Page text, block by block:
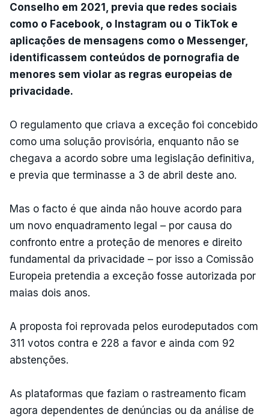
Conselho em 2021, previa que redes sociais
como o Facebook, o Instagram ou o TikTok e
aplicações de mensagens como o Messenger,
identificassem conteúdos de pornografia de
menores sem violar as regras europeias de
privacidade.
O regulamento que criava a exceção foi concebido
como uma solução provisória, enquanto não se
chegava a acordo sobre uma legislação definitiva,
e previa que terminasse a 3 de abril deste ano.
Mas o facto é que ainda não houve acordo para
um novo enquadramento legal – por causa do
confronto entre a proteção de menores e direito
fundamental da privacidade – por isso a Comissão
Europeia pretendia a exceção fosse autorizada por
maias dois anos.
A proposta foi reprovada pelos eurodeputados com
311 votos contra e 228 a favor e ainda com 92
abstenções.
As plataformas que faziam o rastreamento ficam
agora dependentes de denúncias ou da análise de